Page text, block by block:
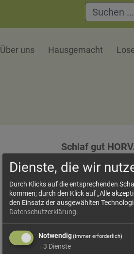
Über uns Hausgemacht
Schlaf gut
Zutaten:
Größe: 150 g
Dienste, die wir
Durch Klicks auf die entsprechenden
kommen; durch den Klick auf „Alle
den Einsatz der ausgewählten
Datenschutzerklärung.
Notwendig(immer erforderlich)
↓ 3 Dienste